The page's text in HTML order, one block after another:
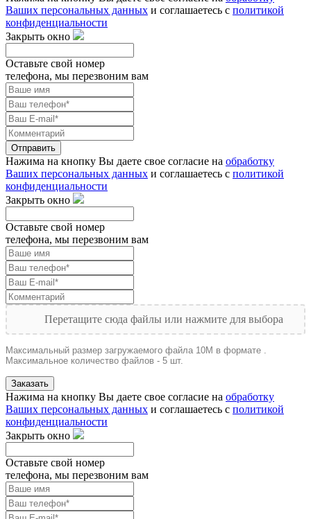
Ваших персональных данных и соглашаетесь с политикой
конфиденциальности
Закрыть окно
Оставьте свой номер
телефона, мы перезвоним вам
Отправить
Нажима на кнопку Вы даете свое согласие на обработку
Ваших персональных данных и соглашаетесь с политикой
конфиденциальности
Закрыть окно
Оставьте свой номер
телефона, мы перезвоним вам
Перетащите сюда файлы или нажмите для выбора
Максимальный размер загружаемого файла 10M в формате .
Максимальное количество файлов - 5 шт.
Заказать
Нажима на кнопку Вы даете свое согласие на обработку
Ваших персональных данных и соглашаетесь с политикой
конфиденциальности
Закрыть окно
Оставьте свой номер
телефона, мы перезвоним вам